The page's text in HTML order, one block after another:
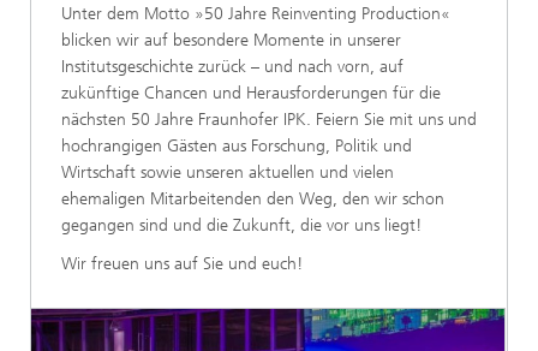
Unter dem Motto »50 Jahre Reinventing Production«
blicken wir auf besondere Momente in unserer
Institutsgeschichte zurück – und nach vorn, auf
zukünftige Chancen und Herausforderungen für die
nächsten 50 Jahre Fraunhofer IPK. Feiern Sie mit uns und
hochrangigen Gästen aus Forschung, Politik und
Wirtschaft sowie unseren aktuellen und vielen
ehemaligen Mitarbeitenden den Weg, den wir schon
gegangen sind und die Zukunft, die vor uns liegt!
Wir freuen uns auf Sie und euch!